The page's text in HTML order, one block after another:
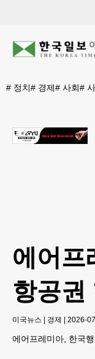
# 정치# 경제# 사회#
에어프
항공권
미국뉴스 | 경제 | 2026-
에어프레미아, 한국